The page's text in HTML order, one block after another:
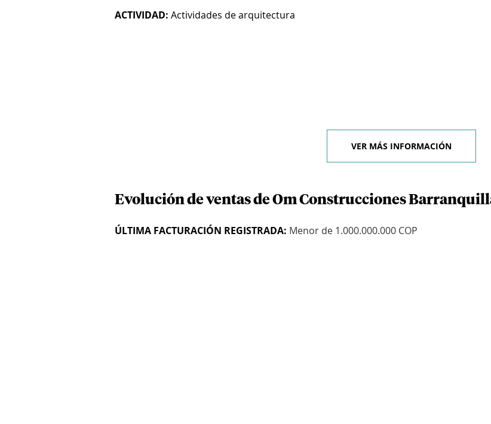
ACTIVIDAD: Actividades de arquitectura
VER MÁS INFORMACIÓN
Evolución de ventas de Om Construcciones
ÚLTIMA FACTURACIÓN REGISTRADA: Menor de 1.000.000.000 COP